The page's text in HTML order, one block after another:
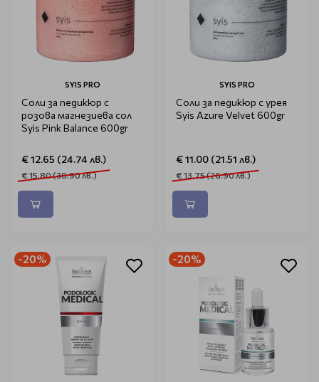
SYIS PRO
Соли за педикюр с
розова магнезиева сол
Syis Pink Balance 600gr
€ 12.65 (24.74 лв.)
€ 15.80 (30.90 лв.)
SYIS PRO
Соли за педикюр с урея
Syis Azure Velvet 600gr
€ 11.00 (21.51 лв.)
€ 13.75 (26.90 лв.)
-20% -20%